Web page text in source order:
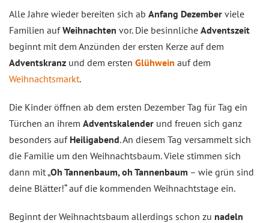
Alle Jahre wieder bereiten sich ab Anfang Dezember viele
Familien aufWeihnachten vor. Die besinnliche Adventszeit
beginnt mit dem Anzünden der ersten Kerze auf dem
Adventskranz und dem ersten Glühwein auf dem
Weihnachtsmarkt.
Die Kinder öffnen ab dem ersten Dezember Tag für Tag ein
Türchen an ihrem Adventskalender und freuen sich ganz
besonders auf Heiligabend. An diesem Tag versammelt sich
die Familie um den Weihnachtsbaum. Viele stimmen sich
dann mit „Oh Tannenbaum, oh Tannenbaum – wie grün sind
deine Blätter!“ auf die kommenden Weihnachtstage ein.
Beginnt der Weihnachtsbaum allerdings schon zu nadeln